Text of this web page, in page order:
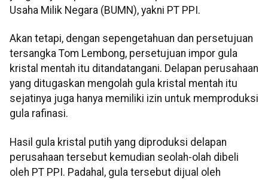
Usaha Milik Negara (BUMN), yakni PT PPI.
Akan tetapi, dengan sepengetahuan dan persetujuan
tersangka Tom Lembong, persetujuan impor gula
kristal mentah itu ditandatangani. Delapan perusahaan
yang ditugaskan mengolah gula kristal mentah itu
sejatinya juga hanya memiliki izin untuk memproduksi
gula rafinasi.
Hasil gula kristal putih yang diproduksi delapan
perusahaan tersebut kemudian seolah-olah dibeli
oleh PT PPI. Padahal, gula tersebut dijual oleh